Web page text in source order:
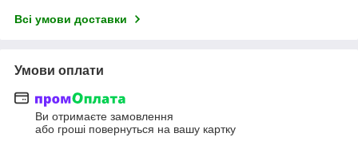
Всі умови доставки
Умови оплати
Ви отримаєте замовлення
або гроші повернуться на вашу картку